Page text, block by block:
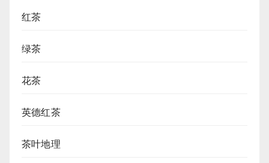
红茶
绿茶
花茶
英德红茶
茶叶地理